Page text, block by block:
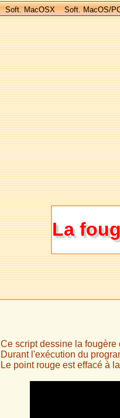
Soft. MacOSX Soft. MacOS/
La
Ce script dessine la fougère
Durant l'exécution du
Le point rouge est effacé à